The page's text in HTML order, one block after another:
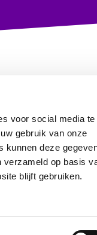
voor social media te
gebruik van onze
kunnen deze
verzameld op basis
blijft gebruiken.